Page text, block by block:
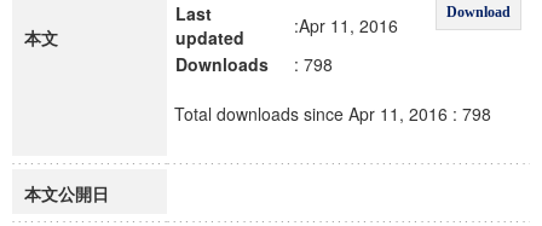
本文
Download
Last
updated
:Apr 11, 2016
Downloads
: 798
Total downloads since Apr 11, 2016 : 798
本文公開日